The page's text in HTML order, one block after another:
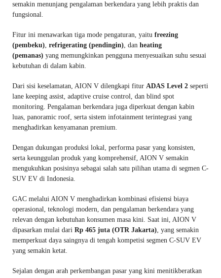
semakin menunjang pengalaman berkendara yang lebih praktis dan
fungsional.
Fitur ini menawarkan tiga mode pengaturan, yaitu freezing
(pembeku), refrigerating (pendingin), dan heating
(pemanas) yang memungkinkan pengguna menyesuaikan suhu sesuai
kebutuhan di dalam kabin.
Dari sisi keselamatan, AION V dilengkapi fitur ADAS Level 2 seperti
lane keeping assist, adaptive cruise control, dan blind spot
monitoring. Pengalaman berkendara juga diperkuat dengan kabin
luas, panoramic roof, serta sistem infotainment terintegrasi yang
menghadirkan kenyamanan premium.
Dengan dukungan produksi lokal, performa pasar yang konsisten,
serta keunggulan produk yang komprehensif, AION V semakin
mengukuhkan posisinya sebagai salah satu pilihan utama di segmen C-
SUV EV di Indonesia.
GAC melalui AION V menghadirkan kombinasi efisiensi biaya
operasional, teknologi modern, dan pengalaman berkendara yang
relevan dengan kebutuhan konsumen masa kini. Saat ini, AION V
dipasarkan mulai dari Rp 465 juta (OTR Jakarta), yang semakin
memperkuat daya saingnya di tengah kompetisi segmen C-SUV EV
yang semakin ketat.
Sejalan dengan arah perkembangan pasar yang kini menitikberatkan